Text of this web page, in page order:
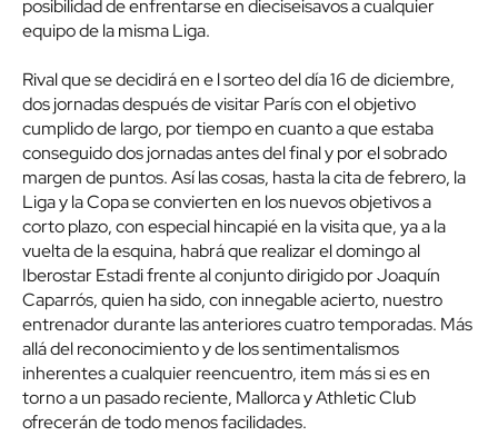
posibilidad de enfrentarse en dieciseisavos a cualquier
equipo de la misma Liga.
Rival que se decidirá en e l sorteo del día 16 de diciembre,
dos jornadas después de visitar París con el objetivo
cumplido de largo, por tiempo en cuanto a que estaba
conseguido dos jornadas antes del final y por el sobrado
margen de puntos. Así las cosas, hasta la cita de febrero, la
Liga y la Copa se convierten en los nuevos objetivos a
corto plazo, con especial hincapié en la visita que, ya a la
vuelta de la esquina, habrá que realizar el domingo al
Iberostar Estadi frente al conjunto dirigido por Joaquín
Caparrós, quien ha sido, con innegable acierto, nuestro
entrenador durante las anteriores cuatro temporadas. Más
allá del reconocimiento y de los sentimentalismos
inherentes a cualquier reencuentro, item más si es en
torno a un pasado reciente, Mallorca y Athletic Club
ofrecerán de todo menos facilidades.